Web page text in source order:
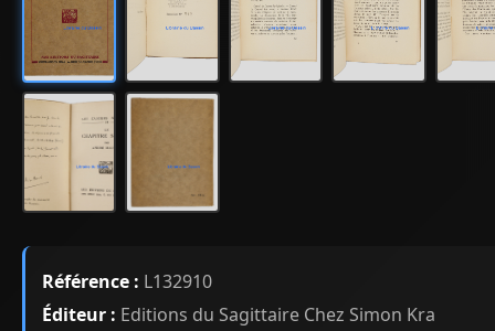
Référence : L132910
Éditeur : Editions du Sagittaire Chez Simon Kra